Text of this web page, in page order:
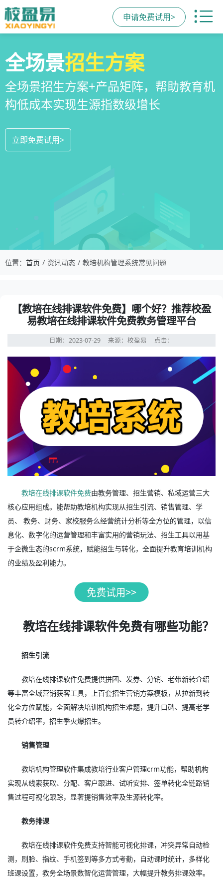
申请免费试用>
校区运营管理系统
教培机构数字化全场景运营管理系统，
全方位解决学校经营管理难题
立即免费试用>
全场景招生方案
全场景招生方案+产品矩阵，帮助教育机
构低成本实现生源指数级增长
立即免费试用>
教培机构小程序
一部手机链接机构、学员、家长，管理
更便捷，互动零距离，体验更满意
立即免费试用>
位置： 首页 资讯动态 教培机构管理系统常见问题
【教培在线排课软件免费】哪个好？推荐校盈
易教培在线排课软件免费教务管理平台
日期：2023-07-29 来源：校盈易 点击：
教培在线排课软件免费由教务管理、招生营销、私域运营三大
核心应用组成。能帮助教培机构实现从招生引流、销售管理、学
员、 教务、财务、家校服务么经营统计分析等全方位的管理，以信
息化、数字化的运营管理和丰富实用的营销玩法、招生工具以用基
于企微生态的scrm系统，赋能招生与转化，全面提升教育培训机构
的业绩及盈利能力。
教培在线排课软件免费有哪些功能？
招生引流
教培在线排课软件免费提供拼团、发券、分销、老带新转介绍
等丰富全域营销获客工具，上百套招生营销方案模板，从拉新到转
化全方位赋能，全面解决培训机构招生难题，提升口碑、提高老学
员转介绍率，招生季火爆招生。
销售管理
教培机构管理软件集成教培行业客户管理crm功能，帮助机构
实现从线索获取、分配、客户跟进、试听安排、签单转化全链路销
售过程可视化跟踪，显著提销售效率及生源转化率。
教务排课
教培在线排课软件免费支持智能可视化排课，冲突异常自动检
测，刷脸、指纹、手机签到等多方式考勤，自动课时统计，多样化
班课设置，教务全场景数智化运营管理，大幅提升教务排课效率。